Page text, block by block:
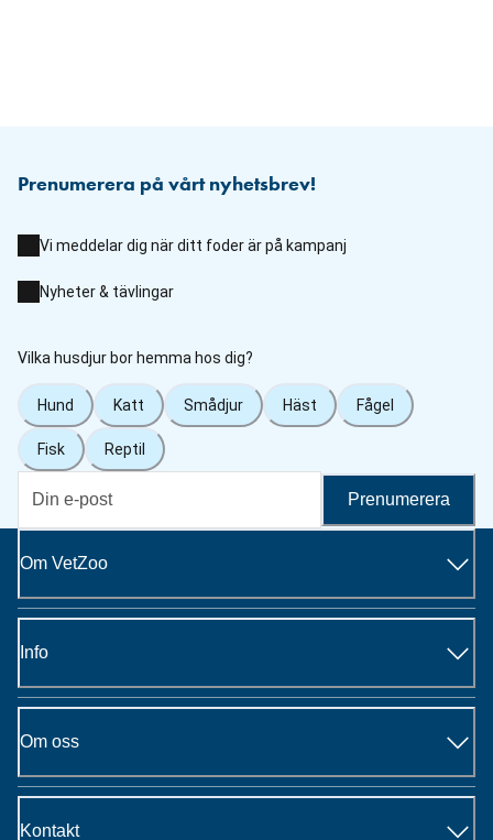
Prenumerera på vårt nyhetsbrev!
Vi meddelar dig när ditt foder är på kampanj
Nyheter & tävlingar
Vilka husdjur bor hemma hos dig?
Hund Katt Smådjur Häst Fågel
Fisk Reptil
Prenumerera
Om VetZoo
Info
Om oss
Kontakt